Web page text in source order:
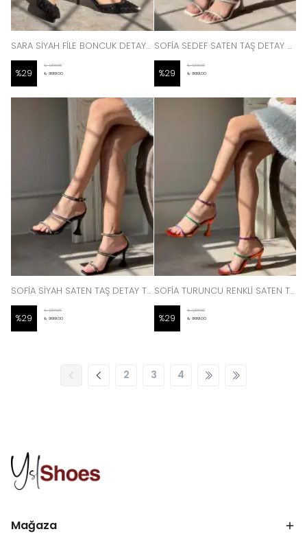
SARA SİYAH FİLE BONCUK DETAYLI SİVRİ BURUN KADIN TOPUKLU AYAKKABI
%29
₺ 1,399.00
₺ 999.00
SOFİA SEDEF SATEN TAŞ DETAY TOPUKLU KADIN SANDALET
%29
₺ 1,399.00
₺ 999.00
SOFİA SİYAH SATEN TAŞ DETAY TOPUKLU KADIN SANDALET
%29
₺ 1,399.00
₺ 999.00
SOFİA TURUNCU RENKLİ SATEN TAŞ DETAY TOPUKLU KADIN SANDALET
%29
₺ 1,399.00
₺ 999.00
2 3 4
Mağaza